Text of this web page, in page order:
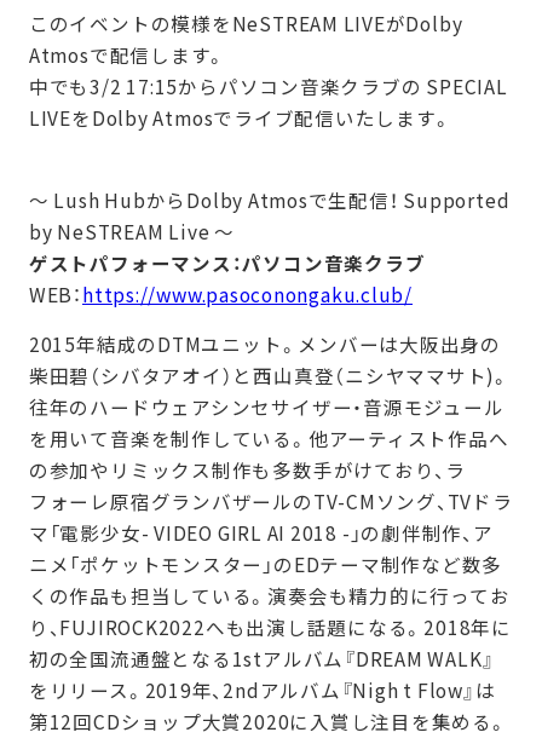
このイベントの模様をNeSTREAM LIVEがDolby
Atmosで配信します。
中でも3/2 17:15からパソコン音楽クラブの SPECIAL
LIVEをDolby Atmosでライブ配信いたします。
〜 Lush HubからDolby Atmosで生配信！ Supported
by NeSTREAM Live 〜
ゲストパフォーマンス：パソコン音楽クラブ
WEB：https://www.pasoconongaku.club/
2015年結成のDTMユニット。メンバーは⼤阪出⾝の
柴⽥碧（シバタアオイ）と⻄⼭真登（ニシヤママサト)。
往年のハードウェアシンセサイザー・⾳源モジュール
を⽤いて⾳楽を制作している。他アーティスト作品へ
の参加やリミックス制作も多数⼿がけており、ラ
フォーレ原宿グランバザールのTV-CMソング、TVドラ
マ「電影少⼥- VIDEO GIRL AI 2018 -」の劇伴制作、ア
ニメ「ポケットモンスター」のEDテーマ制作など数多
くの作品も担当している。演奏会も精⼒的に⾏ってお
り、FUJIROCK2022へも出演し話題になる。2018年に
初の全国流通盤となる1stアルバム『DREAM WALK』
をリリース。2019年、2ndアルバム『Nigh t Flow』は
第12回CDショップ⼤賞2020に⼊賞し注⽬を集める。